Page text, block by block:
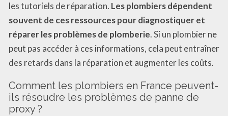
les tutoriels de réparation. Les plombiers dépendent
souvent de ces ressources pour diagnostiquer et
réparer les problèmes de plomberie. Si un plombier ne
peut pas accéder à ces informations, cela peut entraîner
des retards dans la réparation et augmenter les coûts.
Comment les plombiers en France peuvent-
ils résoudre les problèmes de panne de
proxy ?